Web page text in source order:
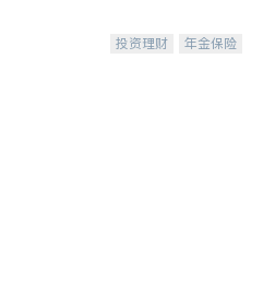
投资理财
年金保险